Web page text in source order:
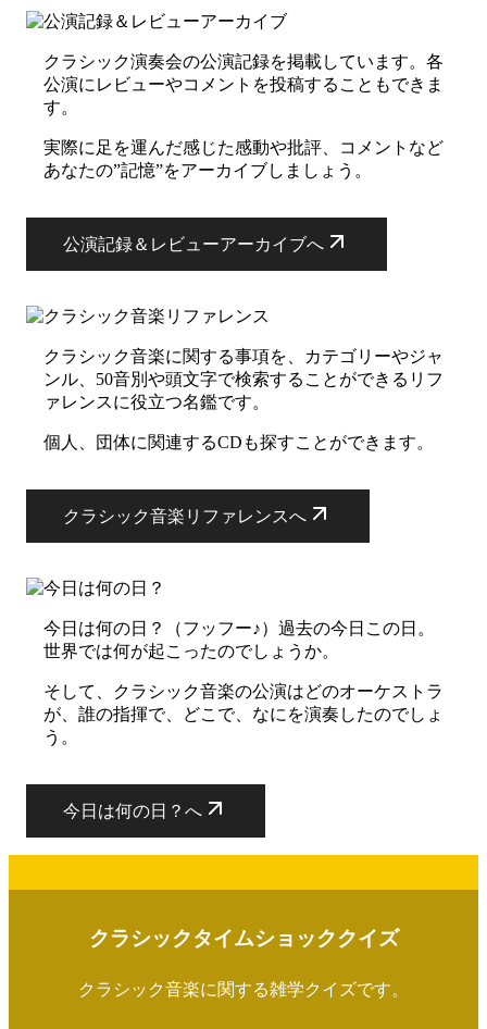
クラシック演奏会の公演記録を掲載しています。各
公演にレビューやコメントを投稿することもできま
す。
実際に足を運んだ感じた感動や批評、コメントなど
あなたの”記憶”をアーカイブしましょう。
公演記録＆レビューアーカイブへ
クラシック音楽に関する事項を、カテゴリーやジャ
ンル、50音別や頭文字で検索することができるリフ
ァレンスに役立つ名鑑です。
個人、団体に関連するCDも探すことができます。
クラシック音楽リファレンスへ
今日は何の日？（フッフー♪）過去の今日この日。
世界では何が起こったのでしょうか。
そして、クラシック音楽の公演はどのオーケストラ
が、誰の指揮で、どこで、なにを演奏したのでしょ
う。
今日は何の日？へ
クラシックタイムショッククイズ
クラシック音楽に関する雑学クイズです。